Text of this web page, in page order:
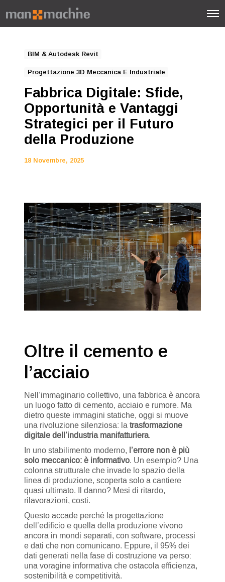
BIM & Autodesk Revit
Progettazione 3D Meccanica E Industriale
Fabbrica Digitale: Sfide,
Opportunità e Vantaggi
Strategici per il Futuro
della Produzione
18 Novembre, 2025
Oltre il cemento e
l’acciaio
Nell’immaginario collettivo, una fabbrica è ancora
un luogo fatto di cemento, acciaio e rumore. Ma
dietro queste immagini statiche, oggi si muove
una rivoluzione silenziosa: latrasformazione
digitale dell’industria manifatturiera.
In uno stabilimento moderno, l’errore non è più
solo meccanico: è informativo. Un esempio? Una
colonna strutturale che invade lo spazio della
linea di produzione, scoperta solo a cantiere
quasi ultimato. Il danno? Mesi di ritardo,
rilavorazioni, costi.
Questo accade perché la progettazione
dell’edificio e quella della produzione vivono
ancora in mondi separati, con software, processi
e dati che non comunicano. Eppure, il 95% dei
dati generati nella fase di costruzione va perso:
una voragine informativa che ostacola efficienza,
sostenibilità e competitività.